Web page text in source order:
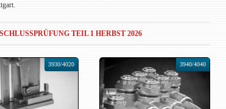
TEIL 1 HERBST 2026
3930/4020 3940/4040